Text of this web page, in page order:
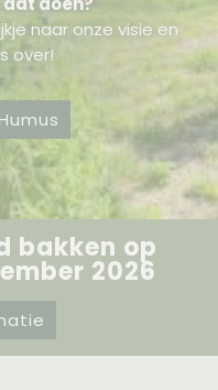
naar onze visie en
over!
bakken op
2026